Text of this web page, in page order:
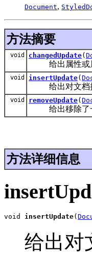
Document,
方法摘要
void changedUpdate(
给出属性或属
void insertUpdate(
给出对文档执
void removeUpdate(
给出移除了一
方法详细信息
void insertUpdate(
给出对